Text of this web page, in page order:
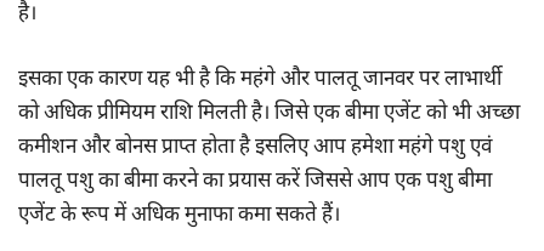
है।
इसका एक कारण यह भी है कि महंगे और पालतू जानवर पर लाभार्थी
को अधिक प्रीमियम राशि मिलती है। जिसे एक बीमा एजेंट को भी अच्छा
कमीशन और बोनस प्राप्त होता है इसलिए आप हमेशा महंगे पशु एवं
पालतू पशु का बीमा करने का प्रयास करें जिससे आप एक पशु बीमा
एजेंट के रूप में अधिक मुनाफा कमा सकते हैं।